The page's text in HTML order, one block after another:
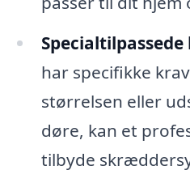
har specifikke
størrelsen eller
døre, kan et
tilbyde